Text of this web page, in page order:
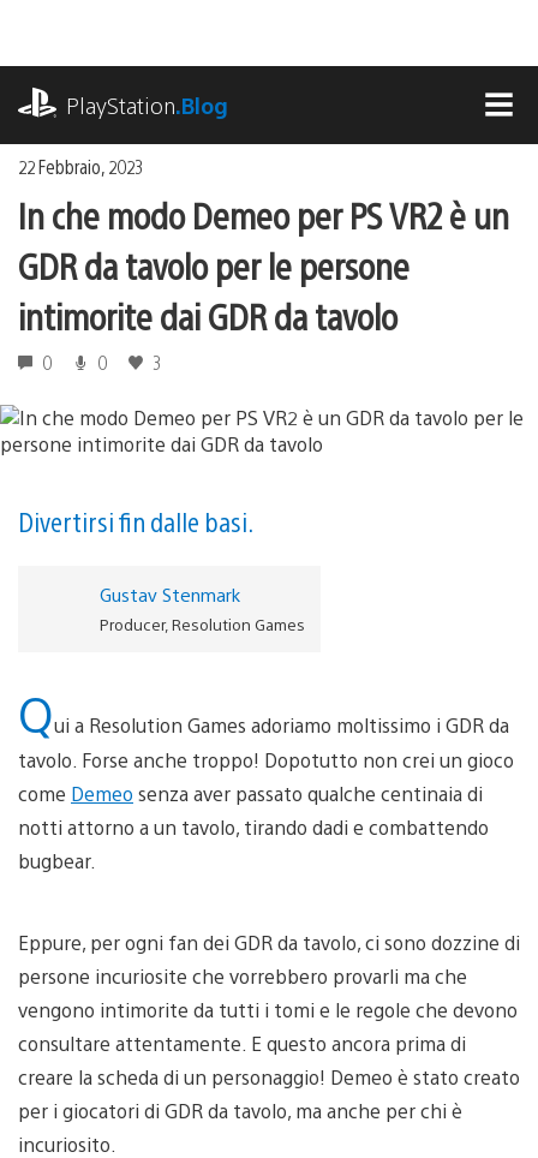
contenuto
PlayStation.Blog
22 Febbraio, 2023
In che modo Demeo per PS VR2 è un
GDR da tavolo per le persone
intimorite dai GDR da tavolo
0 0 3
Divertirsi fin dalle basi.
Gustav Stenmark
Producer, Resolution Games
Qui a Resolution Games adoriamo moltissimo i GDR da
tavolo. Forse anche troppo! Dopotutto non crei un gioco
come Demeo senza aver passato qualche centinaia di
notti attorno a un tavolo, tirando dadi e combattendo
bugbear.
Eppure, per ogni fan dei GDR da tavolo, ci sono dozzine di
persone incuriosite che vorrebbero provarli ma che
vengono intimorite da tutti i tomi e le regole che devono
consultare attentamente. E questo ancora prima di
creare la scheda di un personaggio! Demeo è stato creato
per i giocatori di GDR da tavolo, ma anche per chi è
incuriosito.